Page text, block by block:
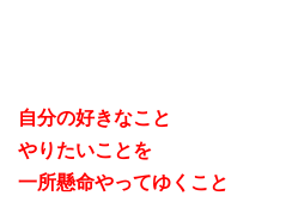
自分の好きなこと
やりたいことを
一所懸命やってゆくこと